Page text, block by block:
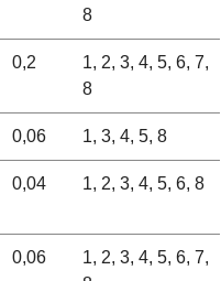
8
0,2
1, 2, 3, 4, 5, 6, 7,
8
0,06 1, 3, 4, 5, 8
0,04 1, 2, 3, 4, 5, 6, 8
0,06
1, 2, 3, 4, 5, 6, 7,